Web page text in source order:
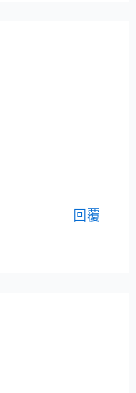
回覆